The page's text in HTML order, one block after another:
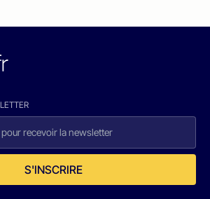
S'INSCRIRE